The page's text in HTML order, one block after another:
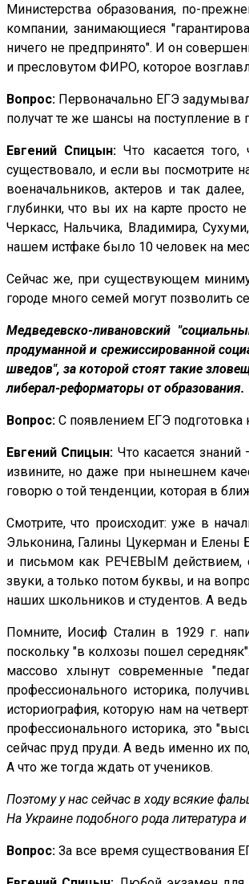
Министерства образования, по-
компании, занимающиеся
ничего не предпринято". И он
и пресловутом ФИРО, которое
Вопрос: Первоначально ЕГЭ
получат те же шансы на поступление
Евгений Спицын: Что касается
существовало, и если вы посмотрите
военачальников, актеров и так
глубинки, что вы их на карте просто
Черкасс, Нальчика, Владимира,
нашем истфаке было 10 человек на
Сейчас же, при существующем
городе много семей могут позволить
Медведевско-ливановский
продуманной и срежиссированной
шведов", за которой стоят такие
либерал-реформаторы от образования.
Вопрос: С появлением ЕГЭ подготовка
Евгений Спицын: Что касается
извините, но даже при нынешнем
говорю о той тенденции, которая в
Смотрите, что происходит: уже в
Эльконина, Галины Цукерман и Елены
и письмом как РЕЧЕВЫМ действием,
звуки, а только потом буквы, и на
наших школьников и студентов. А
Помните, Иосиф Сталин в 1929 г.
поскольку "в колхозы пошел
массово хлынут современные
профессионального историка,
историография, которую нам на
профессионального историка, это
сейчас пруд пруди. А ведь именно их
А что же тогда ждать от учеников.
Поэтому у нас сейчас в ходу всякие
На Украине подобного рода
Вопрос: За все время существования